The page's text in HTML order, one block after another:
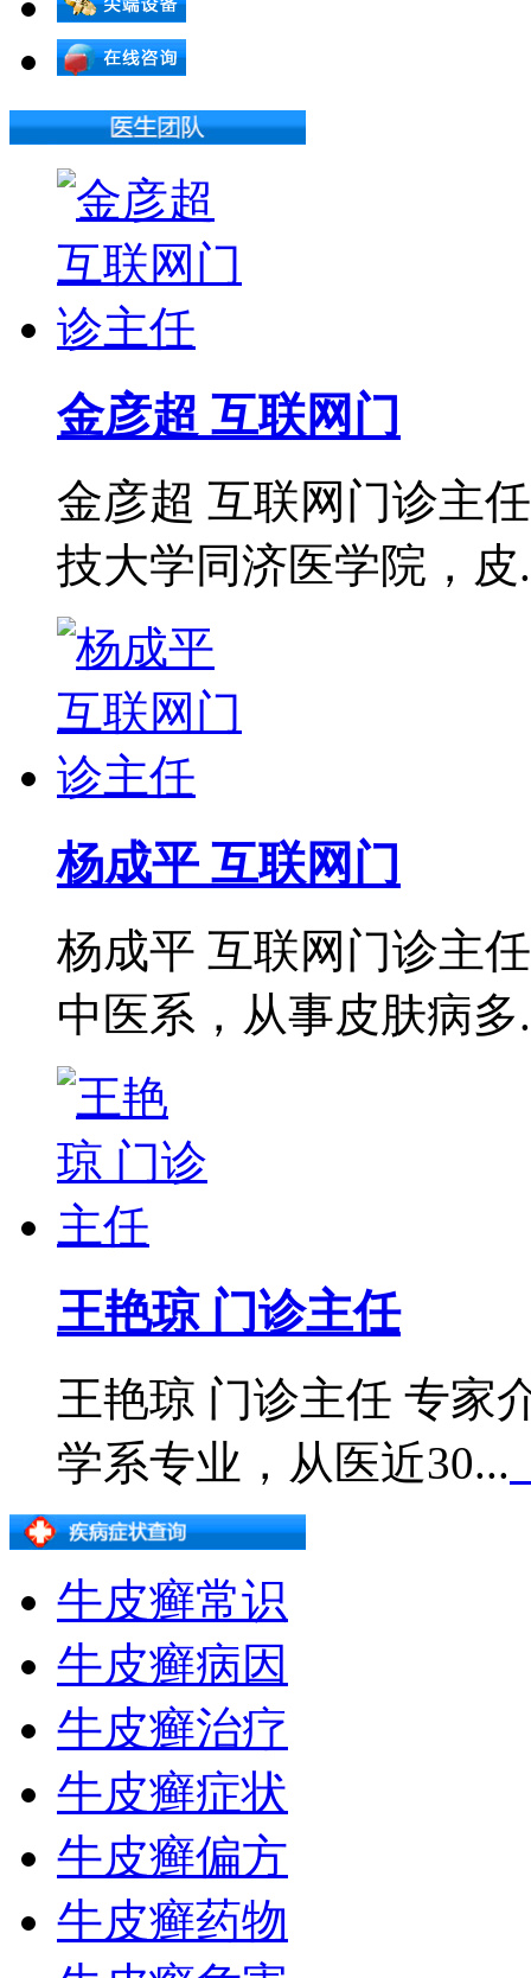
金彦超 互联网门
金彦超 互联网门诊主
技大学同济医学院，皮
杨成平 互联网门
杨成平 互联网门诊主
中医系，从事皮肤病多
王艳琼 门诊主任
王艳琼 门诊主任 专家
学系专业，从医近30...
牛皮癣常识
牛皮癣病因
牛皮癣治疗
牛皮癣症状
牛皮癣偏方
牛皮癣药物